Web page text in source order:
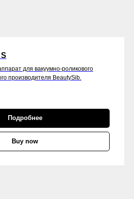
для вакуумно-роликового
производителя BeautySib.
Подробнее
Buy now